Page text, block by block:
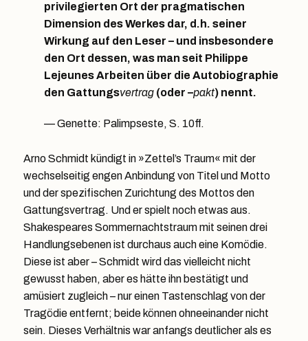
privilegierten Ort der pragmatischen
Dimension des Werkes dar, d.h. seiner
Wirkung auf den Leser – und insbesondere
den Ort dessen, was man seit Philippe
Lejeunes Arbeiten über die Autobiographie
den Gattungsvertrag(oder –pakt) nennt.
Genette: Palimpseste, S. 10ff.
Arno Schmidt kündigt in »Zettel’s Traum« mit der
wechselseitig engen Anbindung von Titel und Motto
und der spezifischen Zurichtung des Mottos den
Gattungsvertrag. Und er spielt noch etwas aus.
Shakespeares Sommernachtstraum mit seinen drei
Handlungsebenen ist durchaus auch eine Komödie.
Diese ist aber – Schmidt wird das vielleicht nicht
gewusst haben, aber es hätte ihn bestätigt und
amüsiert zugleich – nur einen Tastenschlag von der
Tragödie entfernt; beide können ohneeinander nicht
sein. Dieses Verhältnis war anfangs deutlicher als es